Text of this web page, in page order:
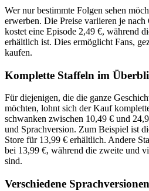
Wer nur bestimmte Folgen sehen
erwerben. Die Preise variieren je
kostet eine Episode 2,49 €, während
erhältlich ist. Dies ermöglicht Fans,
kaufen.
Komplette Staffeln im
Für diejenigen, die die ganze
möchten, lohnt sich der Kauf
schwanken zwischen 10,49 € und
und Sprachversion. Zum Beispiel ist
Store für 13,99 € erhältlich. Andere
bei 13,99 €, während die zweite und
sind.
Verschiedene